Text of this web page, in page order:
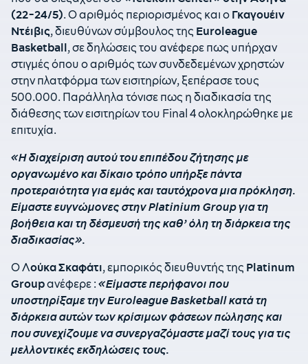
(22-24/5). Ο αριθμός περιορισμένος και ο Γκαγουέιν
Ντέιβις, διευθύνων σύμβουλος της Euroleague
Basketball, σε δηλώσεις του ανέφερε πως υπήρχαν
στιγμές όπου ο αριθμός των συνδεδεμένων χρηστών
στην πλατφόρμα των εισιτηρίων, ξεπέρασε τους
500.000. Παράλληλα τόνισε πως η διαδικασία της
διάθεσης των εισιτηρίων του Final 4 ολοκληρώθηκε με
επιτυχία.
«Η διαχείριση αυτού του επιπέδου ζήτησης με
οργανωμένο και δίκαιο τρόπο υπήρξε πάντα
προτεραιότητα για εμάς και ταυτόχρονα μια πρόκληση.
Είμαστε ευγνώμονες στην Platinium Group για τη
βοήθεια και τη δέσμευσή της καθ’ όλη τη διάρκεια της
διαδικασίας».
Ο Λούκα Σκαφάτι, εμπορικός διευθυντής της Platinum
Groupανέφερε : «Είμαστε περήφανοι που
υποστηρίξαμε την Euroleague Basketball κατά τη
διάρκεια αυτών των κρίσιμων φάσεων πώλησης και
που συνεχίζουμε να συνεργαζόμαστε μαζί τους για τις
μελλοντικές εκδηλώσεις τους.